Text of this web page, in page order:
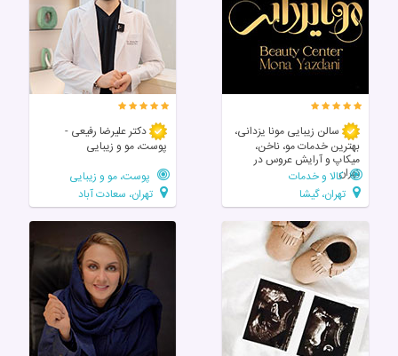
سالن زیبایی مونا یزدانی،
بهترین خدمات مو، ناخن،
میکاپ و آرایش عروس در
تهرانکالا و خدمات
تهران، گیشا
دکتر علیرضا رفیعی -
پوست، مو و زیبایی
پوست، مو و زیبایی
تهران، سعادت آباد